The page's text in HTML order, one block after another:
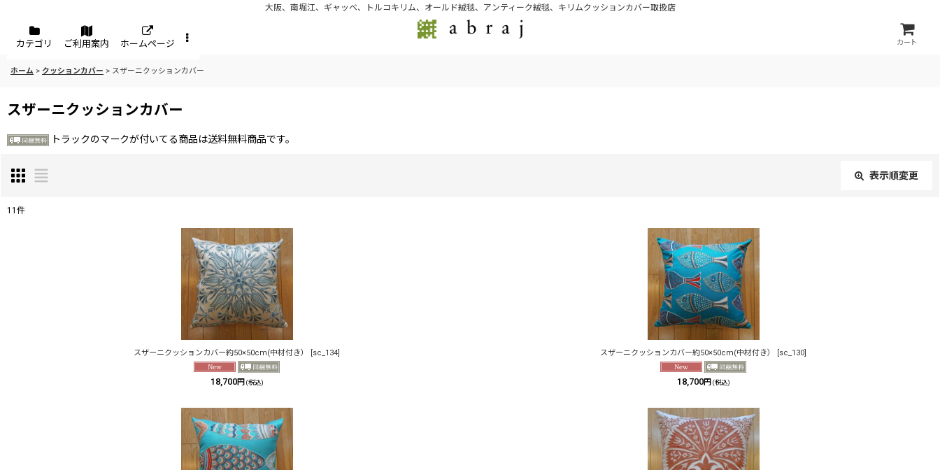
大阪、南堀江、ギャッベ、トルコキリム、オールド絨毯、アンティーク絨毯、キリムクッションカバー取扱店
メニュー カート
カテゴリ ご利用案内 ホームページ
ホーム > クッションカバー > スザーニクッションカバー
スザーニクッションカバー
トラックのマークが付いてる商品は送料無料商品です。
表示順変更
11 件
スザーニクッションカバー約50×50cm(中材付き） [sc_134]
18,700円 (税込)
スザーニクッションカバー約50×50cm(中材付き） [sc_130]
18,700円 (税込)